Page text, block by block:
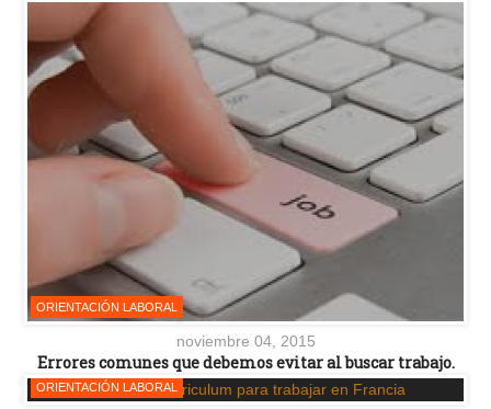
ORIENTACIÓN LABORAL
noviembre 04, 2015
Errores comunes que debemos evitar al buscar trabajo.
ORIENTACIÓN LABORAL